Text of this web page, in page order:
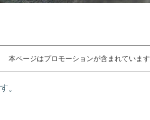
本ページはプロモーションが含まれています
。